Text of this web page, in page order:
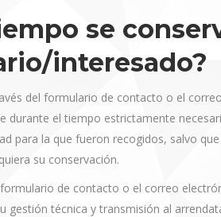
se
interesado?
del formulario de contacto o el
durante el tiempo estrictamente
para la que fueron recogidos, salvo
su conservación.
de contacto o el correo
gestión técnica y transmisión al